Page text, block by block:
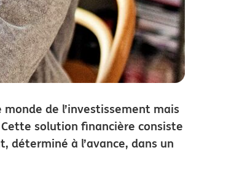
de l’investissement mais
solution financière consiste
à l’avance, dans un